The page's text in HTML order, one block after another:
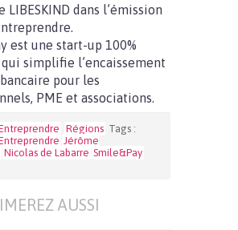
LIBESKIND dans l’émission
est une start-up 100%
simplifie l’encaissement
pour les
PME et associations.
Régions Tags :
Jérôme
Nicolas de Labarre Smile&Pay
AUSSI